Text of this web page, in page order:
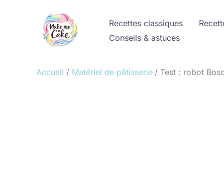
Recettes classiques
Conseils & astuces
Accueil Matériel de pâtisserie Test : robot